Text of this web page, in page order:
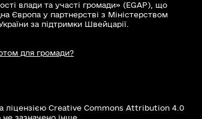
влади та участі громади» (EGAP), що
Європа у партнерстві з Міністерством
за підтримки Швейцарії.
для громади?
ліцензією Creative Commons Attribution 4.0
зазначено інше.